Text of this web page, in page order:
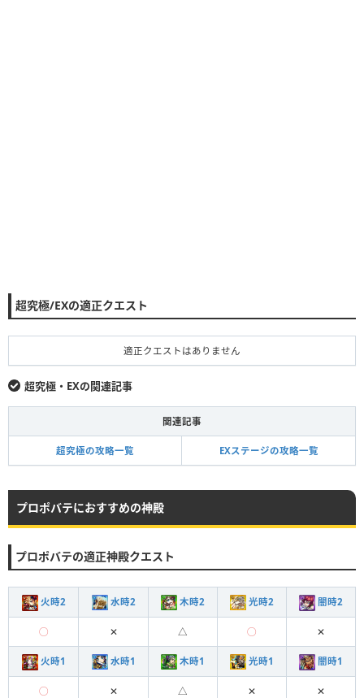
超究極/EXの適正クエスト
適正クエストはありません
超究極・EXの関連記事
関連記事
超究極の攻略一覧 EXステージの攻略一覧
プロポバテにおすすめの神殿
プロポバテの適正神殿クエスト
火時2 水時2 木時2 光時2 闇時2
◯ ✕ △ ◯ ✕
火時1 水時1 木時1 光時1 闇時1
◯ ✕ △ ✕ ✕